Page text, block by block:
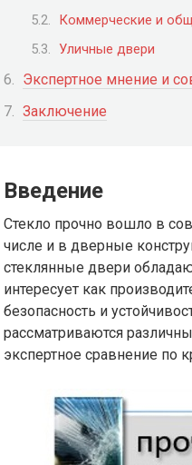
Коммерческие и
Уличные двери
Экспертное мнение и
Заключение
Введение
Стекло прочно вошло в
числе и в дверные
стеклянные двери
интересует как
безопасность и
рассматриваются
экспертное сравнение по